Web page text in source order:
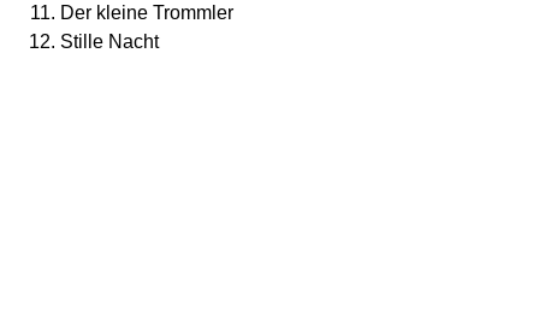
Der kleine Trommler
Stille Nacht